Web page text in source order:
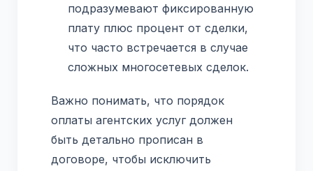
подразумевают фиксированную
плату плюс процент от сделки,
что часто встречается в случае
сложных многосетевых сделок.
Важно понимать, что порядок
оплаты агентских услуг должен
быть детально прописан в
договоре, чтобы исключить